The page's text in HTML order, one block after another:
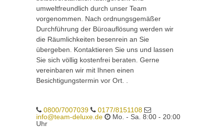
umweltfreundlich durch unser Team
vorgenommen. Nach ordnungsgemäßer
Durchführung der Büroauflösung werden wir
die Räumlichkeiten besenrein an Sie
übergeben. Kontaktieren Sie uns und lassen
Sie sich völlig kostenfrei beraten. Gerne
vereinbaren wir mit Ihnen einen
Besichtigungstermin vor Ort. .
0800/7007039
0177/8151108
info@team-deluxe.de
Mo. - Sa. 8:00 - 20:00
Uhr